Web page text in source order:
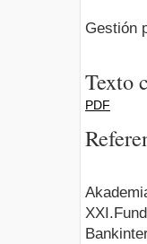
Gestión
Texto
PDF